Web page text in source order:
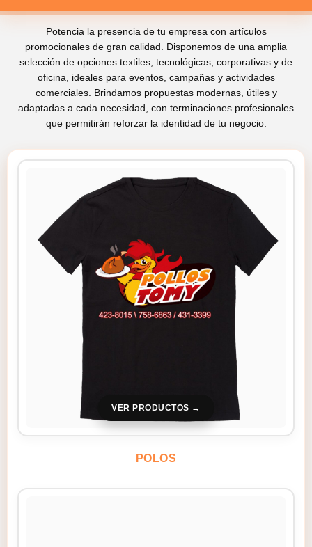
Potencia la presencia de tu empresa con artículos
promocionales de gran calidad. Disponemos de una amplia
selección de opciones textiles, tecnológicas, corporativas y de
oficina, ideales para eventos, campañas y actividades
comerciales. Brindamos propuestas modernas, útiles y
adaptadas a cada necesidad, con terminaciones profesionales
que permitirán reforzar la identidad de tu negocio.
VER PRODUCTOS
POLOS